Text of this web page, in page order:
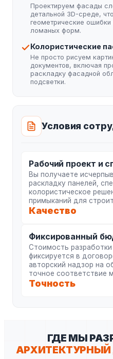
Проектируем фасады
детальной 3D-среде,
геометрические
ломаных форм.
Колористические
Не просто рисуем
документов, включая
раскладку фасадной
подсветки.
Условия
Рабочий проект и
Вы получаете
раскладку панелей,
колористическое
примыканий для
Качество
Фиксированный
Стоимость
фиксируется в
авторский надзор на
точное соответствие
Точность
ГДЕ МЫ